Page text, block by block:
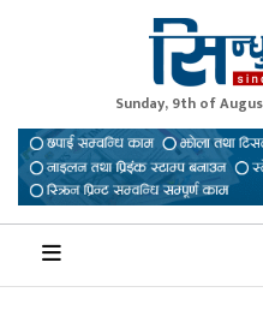
Sindhuli Khabar
News from
Sunday, 9th of